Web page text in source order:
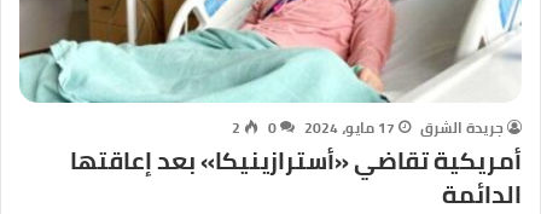
جريدة الشرق 17 مايو، 2024 0
2
أمريكية تقاضي «أسترازينيكا» بعد إعاقتها
الدائمة